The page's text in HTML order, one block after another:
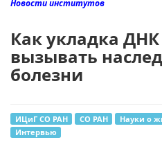
Новости институтов
Как укладка
вызывать
болезни
ИЦиГ СО РАН СО РАН Науки о
Интервью